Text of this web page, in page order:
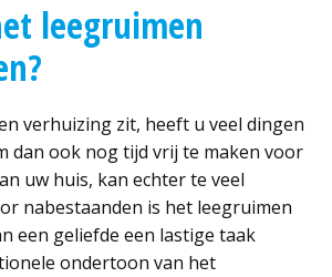
leegruimen
verhuizing zit, heeft u veel dingen
dan ook nog tijd vrij te maken voor
uw huis, kan echter te veel
nabestaanden is het leegruimen
een geliefde een lastige taak
ondertoon van het